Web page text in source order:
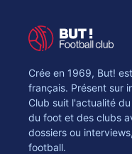
Crée en 1969, But!
français. Présent sur
Club suit l'actualité
du foot et des clubs
dossiers ou
football.